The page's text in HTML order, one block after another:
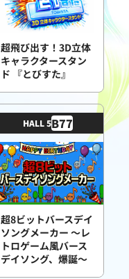
超飛び出す！3D立体
キャラクタースタン
ド 『とびすた』
HALL 5B77
超8ビットバースデイ
ソングメーカー 〜レ
トロゲーム風バース
デイソング、爆誕〜